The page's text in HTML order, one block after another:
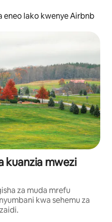
eneo lako kwenye Airbnb
kuanzia mwezi
za muda mrefu
kwa sehemu za